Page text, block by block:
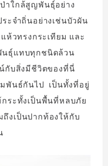
าใกล้สูญพันธุ์อย่าง
ะจำถิ่นอย่างเช่นบัวผัน
ห้วทรงกระเทียม และ
นธุ์แทบทุกชนิดล้วน
กับสิ่งมีชีวิตของที่นี่
มพันธ์กันไป เป็นทั้งที่อยู่
ระทั้งเป็นพื้นที่หลบภัย
งเป็นปากท้องให้กับ